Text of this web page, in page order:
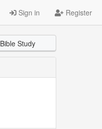
Sign in Register
Bible Study